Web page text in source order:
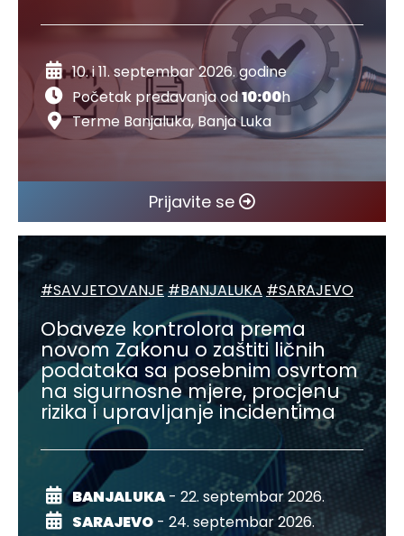
10. i 11. septembar 2026. godine
Početak predavanja od10:00h
Terme Banjaluka, Banja Luka
Prijavite se
#SAVJETOVANJE#BANJALUKA #SARAJEVO
Obaveze kontrolora prema
novom Zakonu o zaštiti ličnih
podataka sa posebnim osvrtom
na sigurnosne mjere, procjenu
rizika i upravljanje incidentima
BANJALUKA- 22. septembar 2026.
SARAJEVO - 24. septembar 2026.